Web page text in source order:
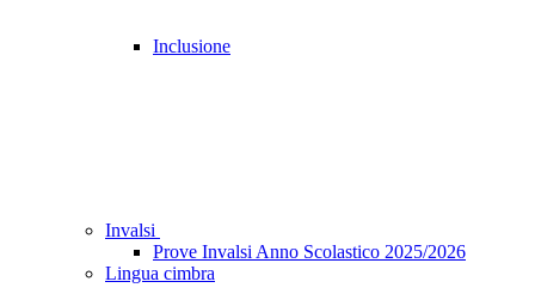
Inclusione
Invalsi
Prove Invalsi Anno Scolastico 2025/2026
Lingua cimbra